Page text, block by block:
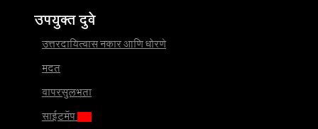
उपयुक्त दुवे
उत्तरदायित्वास नकार आणि धोरणे
मदत
वापरसुलभता
साईटमॅप